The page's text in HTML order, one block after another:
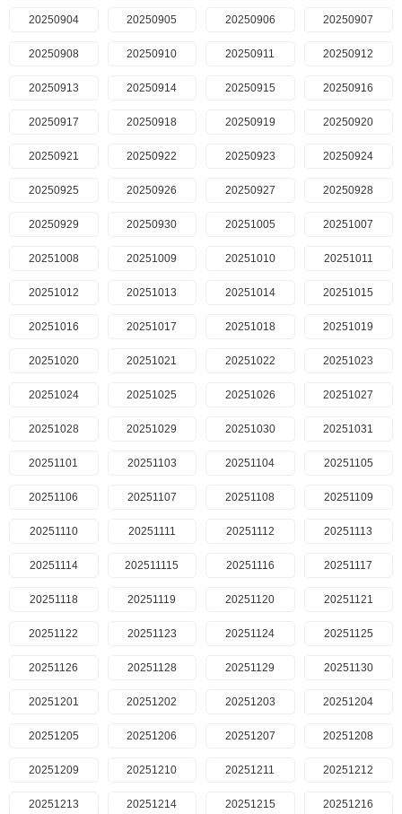
20250904 20250905 20250906 20250907
20250908 20250910 20250911 20250912
20250913 20250914 20250915 20250916
20250917 20250918 20250919 20250920
20250921 20250922 20250923 20250924
20250925 20250926 20250927 20250928
20250929 20250930 20251005 20251007
20251008 20251009 20251010 20251011
20251012 20251013 20251014 20251015
20251016 20251017 20251018 20251019
20251020 20251021 20251022 20251023
20251024 20251025 20251026 20251027
20251028 20251029 20251030 20251031
20251101 20251103 20251104 20251105
20251106 20251107 20251108 20251109
20251110 20251111 20251112 20251113
20251114 202511115 20251116 20251117
20251118 20251119 20251120 20251121
20251122 20251123 20251124 20251125
20251126 20251128 20251129 20251130
20251201 20251202 20251203 20251204
20251205 20251206 20251207 20251208
20251209 20251210 20251211 20251212
20251213 20251214 20251215 20251216